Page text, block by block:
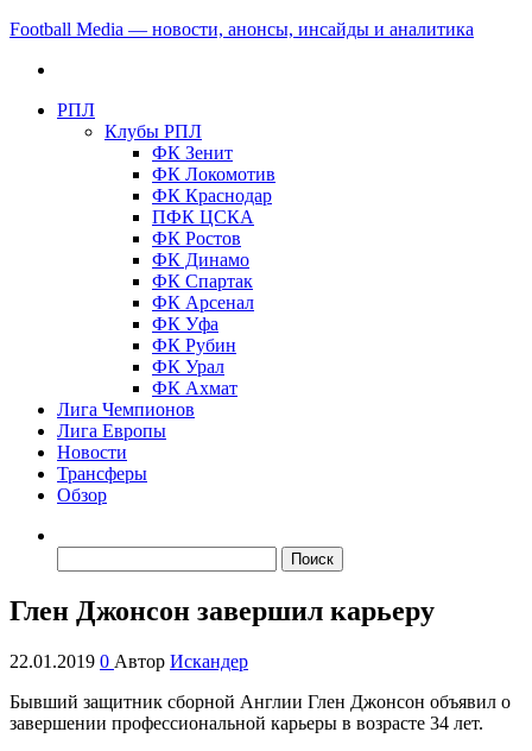
Football Media — новости, анонсы, инсайды и аналитика
РПЛ
Клубы РПЛ
ФК Зенит
ФК Локомотив
ФК Краснодар
ПФК ЦСКА
ФК Ростов
ФК Динамо
ФК Спартак
ФК Арсенал
ФК Уфа
ФК Рубин
ФК Урал
ФК Ахмат
Лига Чемпионов
Лига Европы
Новости
Трансферы
Обзор
Глен Джонсон завершил карьеру
22.01.2019 0 Автор Искандер
Бывший защитник сборной Англии Глен Джонсон объявил о
завершении профессиональной карьеры в возрасте 34 лет.